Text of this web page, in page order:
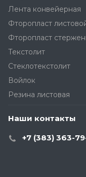
Лента конвейерная
Фторопласт
Фторопласт
Текстолит
Стеклотекстолит
Войлок
Резина листовая
Наши контакты
+7 (383) 363-